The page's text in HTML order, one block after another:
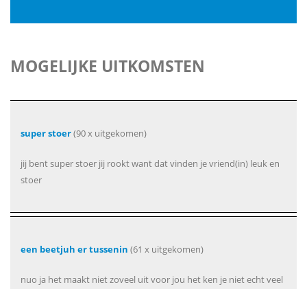
MOGELIJKE UITKOMSTEN
super stoer(90 x uitgekomen)
jij bent super stoer jij rookt want dat vinden je vriend(in) leuk en
stoer
een beetjuh er tussenin (61 x uitgekomen)
nuo ja het maakt niet zoveel uit voor jou het ken je niet echt veel